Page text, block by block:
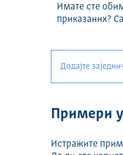
Планирани
Имате сте
приказаних?
Додајте
Примери
Истражите